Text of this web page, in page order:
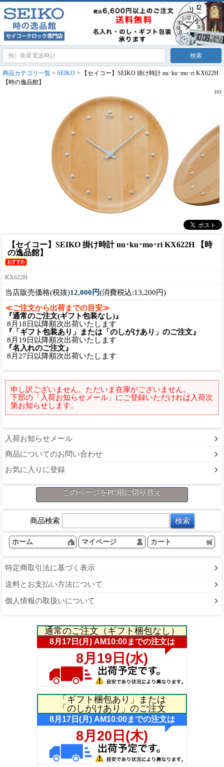
商品カテゴリ一覧 > SEIKO > 【セイコー】SEIKO 掛け時計 nu･ku･mo･ri KX622H
【時の逸品館】
【セイコー】SEIKO 掛け時計 nu･ku･mo･ri KX622H 【時
の逸品館】
KX622H
当店販売価格(税抜)12,000円(消費税込:13,200円)
≪ご注文から出荷までの目安≫
『通常のご注文(ギフト包装なし)』
8月18日以降順次出荷いたします
『「ギフト包装あり」または「のしがけあり」のご注文』
8月19日以降順次出荷いたします
『名入れのご注文』
8月27日以降順次出荷いたします
申し訳ございません。ただいま在庫がございません。
下部の「入荷お知らせメール」にご登録いただければ入荷次
第お知らせします。
入荷お知らせメール
商品についてのお問い合わせ
お気に入りに登録
このページをPC用に切り替え
商品検索
ホーム マイページ カート
特定商取引法に基づく表示
送料とお支払い方法について
個人情報の取扱いについて
通常のご注文（ギフト梱包なし）
「ギフト梱包あり」または
「のしがけあり」のご注文